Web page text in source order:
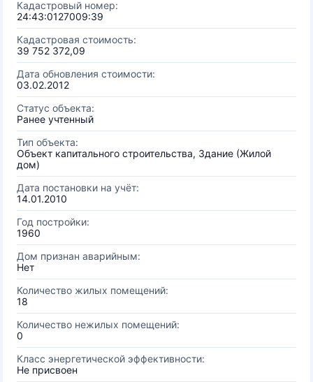
Кадастровый номер:
24:43:0127009:39
Кадастровая стоимость:
39 752 372,09
Дата обновления стоимости:
03.02.2012
Статус объекта:
Ранее учтенный
Тип объекта:
Объект капитального строительства, Здание (Жилой
дом)
Дата постановки на учёт:
14.01.2010
Год постройки:
1960
Дом признан аварийным:
Нет
Количество жилых помещений:
18
Количество нежилых помещений:
0
Класс энергетической эффективности:
Не присвоен